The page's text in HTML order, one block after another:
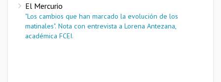
El Mercurio
"Los cambios que han marcado la evolución de los
matinales". Nota con entrevista a Lorena Antezana,
académica FCEI.